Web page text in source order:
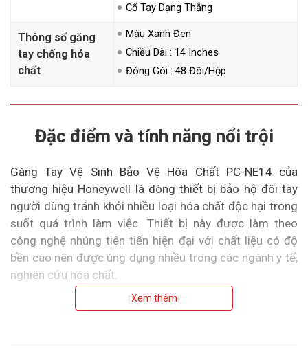
Cổ Tay Dạng Thẳng
Thông số găng
tay chống hóa
chất
Màu Xanh Đen
Chiều Dài : 14 Inches
Đóng Gói : 48 Đôi/hộp
Đặc điểm và tính năng nổi trội
Găng Tay Vệ Sinh Bảo Vệ Hóa Chất PC-NE14 của
thương hiệu Honeywell là dòng thiết bị bảo hộ đôi tay
người dùng tránh khỏi nhiều loại hóa chất độc hại trong
suốt quá trình làm việc. Thiết bị này được làm theo
công nghệ nhúng tiên tiến hiện đại với chất liệu có độ
bền cao nên được úng dụng nhiều trong các ngành y tế,
nghiên cứu hóa chất.
Đặc điểm
Xem thêm